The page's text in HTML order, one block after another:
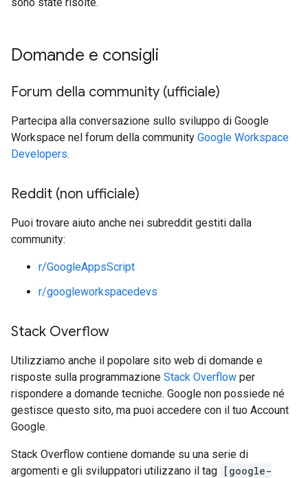
Domande e consigli
Forum della community (ufficiale)
Partecipa alla conversazione sullo sviluppo di Google
Workspace nel forum della community Google Workspace
Developers.
Reddit (non ufficiale)
Puoi trovare aiuto anche nei subreddit gestiti dalla
community:
r/GoogleAppsScript
r/googleworkspacedevs
Stack Overflow
Utilizziamo anche il popolare sito web di domande e
risposte sulla programmazione Stack Overflow per
rispondere a domande tecniche. Google non possiede né
gestisce questo sito, ma puoi accedere con il tuo Account
Google.
Stack Overflow contiene domande su una serie di
argomenti e gli sviluppatori utilizzano il tag [google-